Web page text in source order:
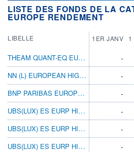
LISTE DES FONDS DE LA
EUROPE RENDEMENT
LIBELLE 1ER JANV 1
THEAM QUANT-EQ EURPINCDEFESV J EUR CAP -
NN (L) EUROPEAN HIGH DIV V CAP EUR
-
BNP PARIBAS EUROPE DIVIDEND N DIST
-
UBS(LUX) ES EURP HI DIVSSEUR P-DIST
-
UBS(LUX) ES EURP HI DIVSSEUR Q-ACC
-
UBS(LUX) ES EURP HI DIVSSEUR Q-DIST
-